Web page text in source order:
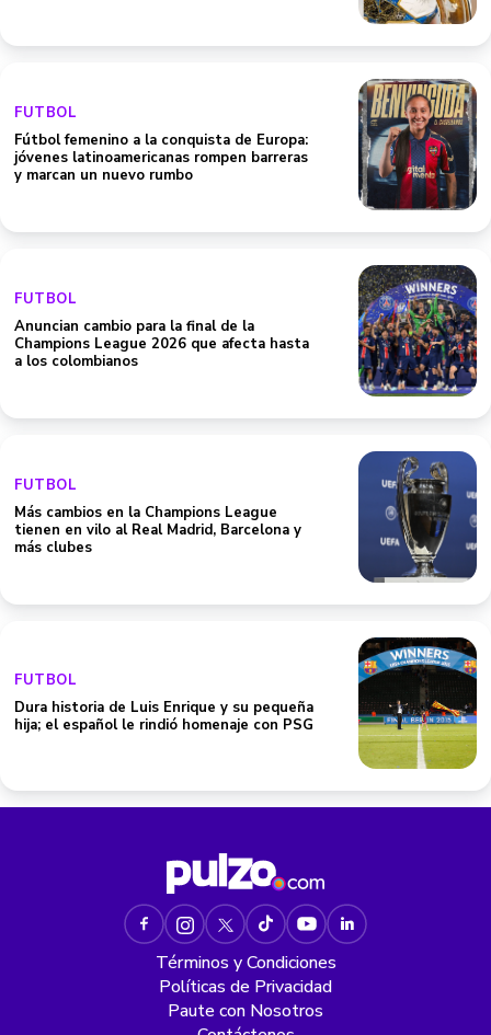
FUTBOL
Fútbol femenino a la conquista de Europa:
jóvenes latinoamericanas rompen barreras
y marcan un nuevo rumbo
FUTBOL
Anuncian cambio para la final de la
Champions League 2026 que afecta hasta
a los colombianos
FUTBOL
Más cambios en la Champions League
tienen en vilo al Real Madrid, Barcelona y
más clubes
FUTBOL
Dura historia de Luis Enrique y su pequeña
hija; el español le rindió homenaje con PSG
Términos y Condiciones
Políticas de Privacidad
Paute con Nosotros